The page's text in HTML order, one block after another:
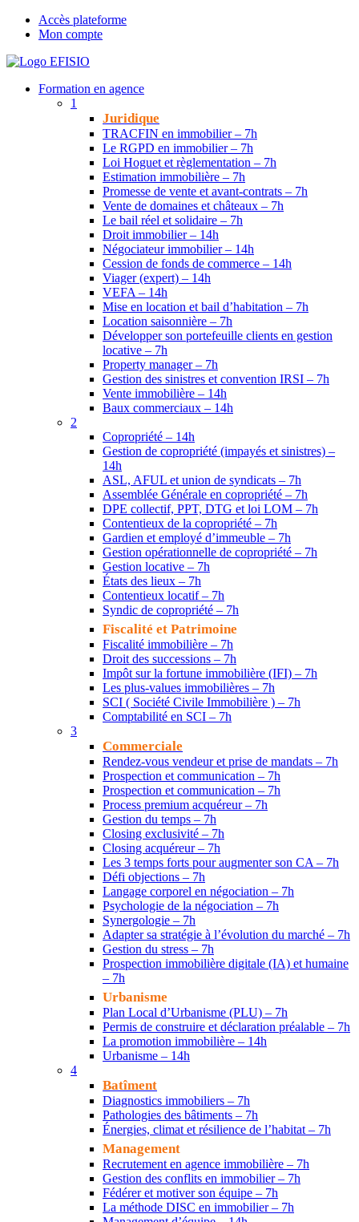
Accès plateforme
Mon compte
Formation en agence
1
Juridique
TRACFIN en immobilier – 7h
Le RGPD en immobilier – 7h
Loi Hoguet et règlementation – 7h
Estimation immobilière – 7h
Promesse de vente et avant-contrats – 7h
Vente de domaines et châteaux – 7h
Le bail réel et solidaire – 7h
Droit immobilier – 14h
Négociateur immobilier – 14h
Cession de fonds de commerce – 14h
Viager (expert) – 14h
VEFA – 14h
Mise en location et bail d’habitation – 7h
Location saisonnière – 7h
Développer son portefeuille clients en gestion
locative – 7h
Property manager – 7h
Gestion des sinistres et convention IRSI – 7h
Vente immobilière – 14h
Baux commerciaux – 14h
2
Copropriété – 14h
Gestion de copropriété (impayés et sinistres) –
14h
ASL, AFUL et union de syndicats – 7h
Assemblée Générale en copropriété – 7h
DPE collectif, PPT, DTG et loi LOM – 7h
Contentieux de la copropriété – 7h
Gardien et employé d’immeuble – 7h
Gestion opérationnelle de copropriété – 7h
Gestion locative – 7h
États des lieux – 7h
Contentieux locatif – 7h
Syndic de copropriété – 7h
Fiscalité et Patrimoine
Fiscalité immobilière – 7h
Droit des successions – 7h
Impôt sur la fortune immobilière (IFI) – 7h
Les plus-values immobilières – 7h
SCI ( Société Civile Immobilière ) – 7h
Comptabilité en SCI – 7h
3
Commerciale
Rendez-vous vendeur et prise de mandats – 7h
Prospection et communication – 7h
Prospection et communication – 7h
Process premium acquéreur – 7h
Gestion du temps – 7h
Closing exclusivité – 7h
Closing acquéreur – 7h
Les 3 temps forts pour augmenter son CA – 7h
Défi objections – 7h
Langage corporel en négociation – 7h
Psychologie de la négociation – 7h
Synergologie – 7h
Adapter sa stratégie à l’évolution du marché – 7h
Gestion du stress – 7h
Prospection immobilière digitale (IA) et humaine
– 7h
Urbanisme
Plan Local d’Urbanisme (PLU) – 7h
Permis de construire et déclaration préalable – 7h
La promotion immobilière – 14h
Urbanisme – 14h
4
Batîment
Diagnostics immobiliers – 7h
Pathologies des bâtiments – 7h
Énergies, climat et résilience de l’habitat – 7h
Management
Recrutement en agence immobilière – 7h
Gestion des conflits en immobilier – 7h
Fédérer et motiver son équipe – 7h
La méthode DISC en immobilier – 7h